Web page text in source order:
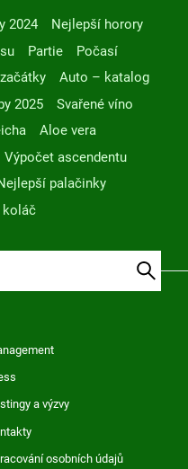
2024
Nejlepší horory
Partie
Počasí
Auto – katalog
2025
Svařené víno
Aloe vera
Výpočet ascendentu
palačinky
koláč
a výzvy
osobních údajů